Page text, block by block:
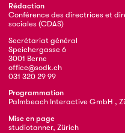
Rédaction
Conférence des directrices et
sociales (CDAS)
Secrétariat général
Speichergasse 6
3001 Berne
office@sodk.ch
031 320 29 99
Programmation
Palmbeach Interactive GmbH ,
Mise en page
studiotanner, Zürich